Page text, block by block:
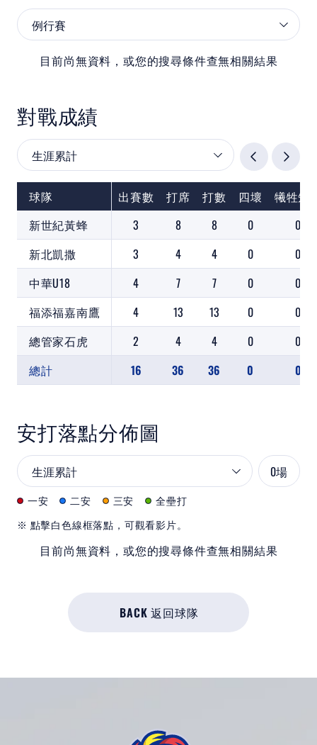
目前尚無資料，或您的搜尋條件查無相關結果
對戰成績
球隊 出賽數 打席 打數 四壞
犧牲短
新世紀黃蜂
3 8 8 0
0
新北凱撒
3 4 4 0
0
中華U18
4 7 7 0
0
福添福嘉南鷹
4 13 13 0
0
總管家石虎
2 4 4 0
0
總計
16 36 36 0 0
安打落點分佈圖
0場
一安 二安 三安
全壘打
※ 點擊白色線框落點，可觀看影片。
目前尚無資料，或您的搜尋條件查無相關結果
BACK 返回球隊